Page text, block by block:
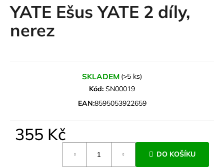
YATE Ešus YATE 2 díly,
nerez
SKLADEM (>5 ks)
Kód: SN00019
EAN:8595053922659
355 Kč
DO KOŠÍKU
r